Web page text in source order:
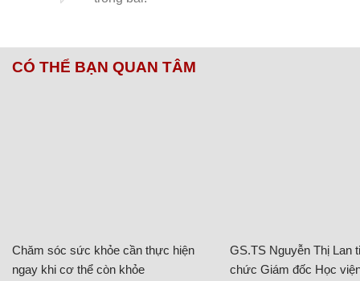
CÓ THỂ BẠN QUAN TÂM
Chăm sóc sức khỏe cần thực hiện
ngay khi cơ thể còn khỏe
GS.TS Nguyễn Thị Lan
chức Giám đốc Học